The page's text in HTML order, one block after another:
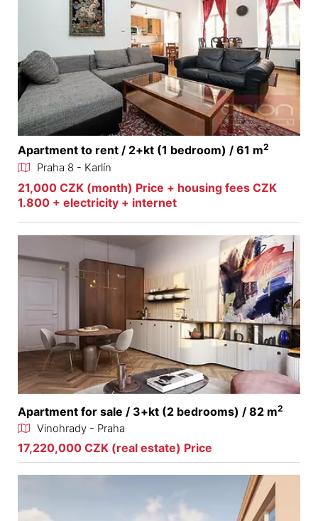
Apartment to rent / 2+kt (1 bedroom) / 61 m2
Praha 8 - Karlín
21,000 CZK (month) Price + housing fees CZK
1.800 + electricity + internet
Apartment for sale / 3+kt (2 bedrooms) / 82 m2
Vinohrady - Praha
17,220,000 CZK (real estate) Price